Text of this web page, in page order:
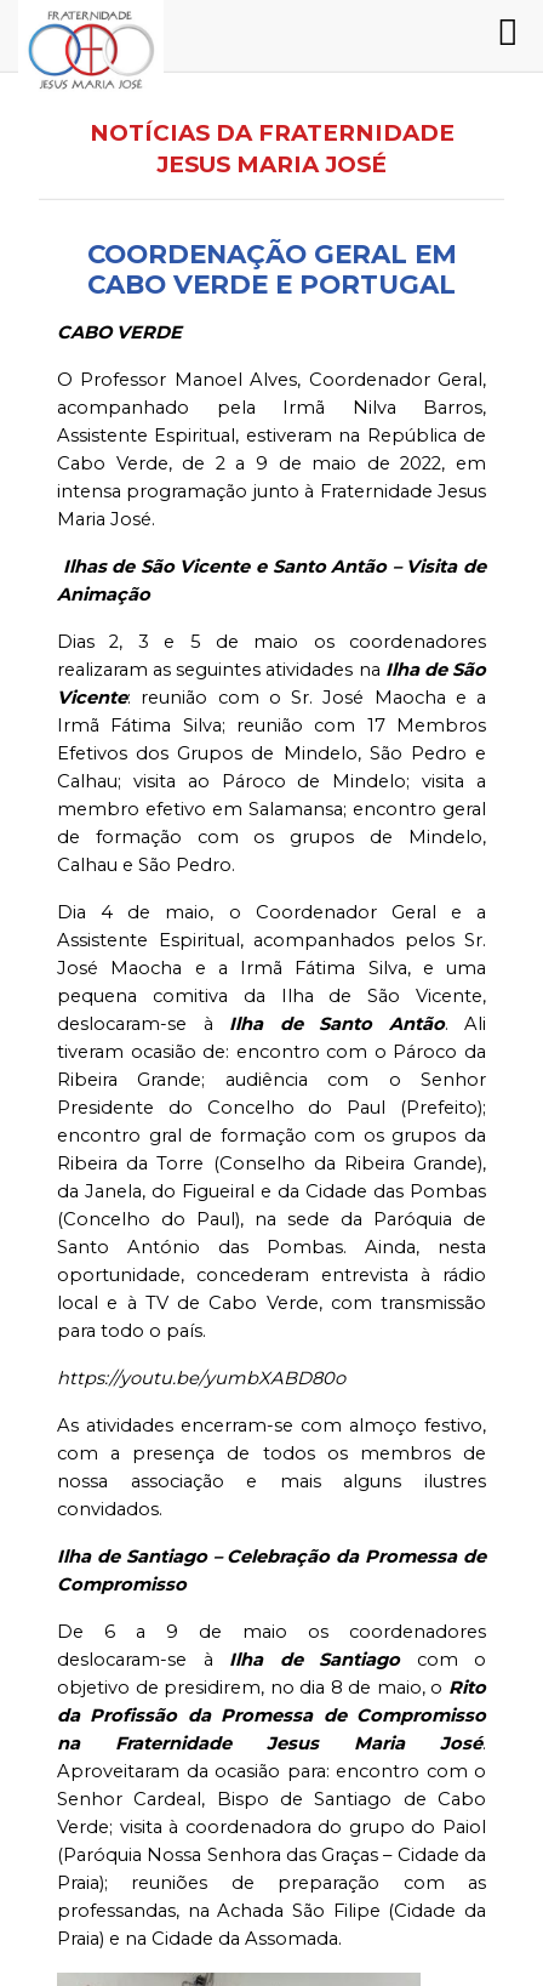
NOTÍCIAS DA FRATERNIDADE
JESUS MARIA JOSÉ
COORDENAÇÃO GERAL EM
CABO VERDE E PORTUGAL
CABO VERDE
O Professor Manoel Alves, Coordenador Geral,
acompanhado pela Irmã Nilva Barros,
Assistente Espiritual, estiveram na República de
Cabo Verde, de 2 a 9 de maio de 2022, em
intensa programação junto à Fraternidade Jesus
Maria José.
Ilhas de São Vicente e Santo Antão – Visita de
Animação
Dias 2, 3 e 5 de maio os coordenadores
realizaram as seguintes atividades na Ilha de São
Vicente: reunião com o Sr. José Maocha e a
Irmã Fátima Silva; reunião com 17 Membros
Efetivos dos Grupos de Mindelo, São Pedro e
Calhau; visita ao Pároco de Mindelo; visita a
membro efetivo em Salamansa; encontro geral
de formação com os grupos de Mindelo,
Calhau e São Pedro.
Dia 4 de maio, o Coordenador Geral e a
Assistente Espiritual, acompanhados pelos Sr.
José Maocha e a Irmã Fátima Silva, e uma
pequena comitiva da Ilha de São Vicente,
deslocaram-se à Ilha de Santo Antão. Ali
tiveram ocasião de: encontro com o Pároco da
Ribeira Grande; audiência com o Senhor
Presidente do Concelho do Paul (Prefeito);
encontro gral de formação com os grupos da
Ribeira da Torre (Conselho da Ribeira Grande),
da Janela, do Figueiral e da Cidade das Pombas
(Concelho do Paul), na sede da Paróquia de
Santo António das Pombas. Ainda, nesta
oportunidade, concederam entrevista à rádio
local e à TV de Cabo Verde, com transmissão
para todo o país.
https://youtu.be/yumbXABD80o
As atividades encerram-se com almoço festivo,
com a presença de todos os membros de
nossa associação e mais alguns ilustres
convidados.
Ilha de Santiago – Celebração da Promessa de
Compromisso
De 6 a 9 de maio os coordenadores
deslocaram-se à Ilha de Santiagocom o
objetivo de presidirem, no dia 8 de maio, o Rito
da Profissão da Promessa de Compromisso
na Fraternidade Jesus Maria José.
Aproveitaram da ocasião para: encontro com o
Senhor Cardeal, Bispo de Santiago de Cabo
Verde; visita à coordenadora do grupo do Paiol
(Paróquia Nossa Senhora das Graças – Cidade da
Praia); reuniões de preparação com as
professandas, na Achada São Filipe (Cidade da
Praia) e na Cidade da Assomada.